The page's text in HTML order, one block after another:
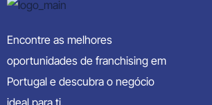
Encontre as melhores
oportunidades de franchising em
Portugal e descubra o negócio